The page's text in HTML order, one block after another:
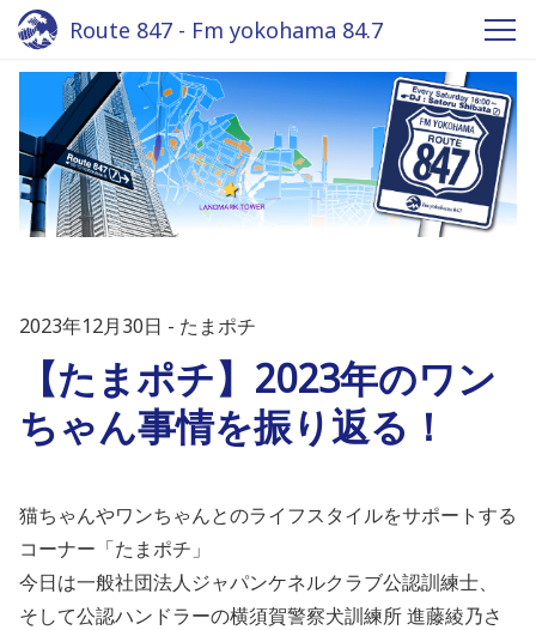
Route 847 - Fm yokohama 84.7
2023年12月30日 たまポチ
【たまポチ】2023年のワン
ちゃん事情を振り返る！
猫ちゃんやワンちゃんとのライフスタイルをサポートする
コーナー「たまポチ」
今日は一般社団法人ジャパンケネルクラブ公認訓練士、
そして公認ハンドラーの横須賀警察犬訓練所 進藤綾乃さ